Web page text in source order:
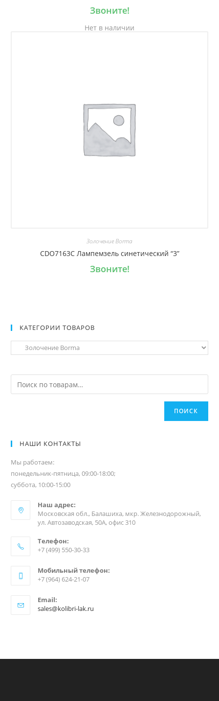
Звоните!
Нет в наличии
Золочение Borma
CDO7163C Лампемзель синетический “3”
Звоните!
КАТЕГОРИИ ТОВАРОВ
ПОИСК
НАШИ КОНТАКТЫ
Мы работаем:
понедельник-пятница, 09:00-18:00;
суббота, 10:00-15:00
Наш адрес:
Московская обл., Балашиха, мкр. Железнодорожный,
ул. Автозаводская, 50А, офис 310
Телефон:
+7 (499) 550-30-33
Мобильный телефон:
+7 (964) 624-21-07
Email:
sales@kolibri-lak.ru